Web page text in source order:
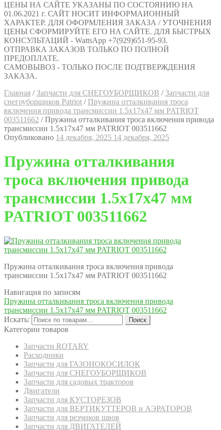
ЦЕНЫ НА САЙТЕ УКАЗАНЫ ПО СОСТОЯНИЮ НА
01.06.2021 г. САЙТ НОСИТ ИНФОРМАИОННЫЙ
ХАРАКТЕР. ДЛЯ ОФОРМЛЕНИЯ ЗАКАЗА / УТОЧНЕНИЯ
ЦЕНЫ СФОРМИРУЙТЕ ЕГО НА САЙТЕ. ДЛЯ БЫСТРЫХ
КОНСУЛЬТАЦИЙ - WattsApp +7(929)651-95-93.
ОТПРАВКА ЗАКАЗОВ ТОЛЬКО ПО ПОЛНОЙ
ПРЕДОПЛАТЕ.
САМОВЫВОЗ - ТОЛЬКО ПОСЛЕ ПОДТВЕРЖДЕНИЯ
ЗАКАЗА.
Главная / Запчасти для СНЕГОУБОРЩИКОВ / Запчасти для
снегоуборщиков Patriot / Пружина отталкивания троса
включения привода трансмиссии 1.5х17х47 мм PATRIOT
003511662 /Пружина отталкивания троса включения привода
трансмиссии 1.5х17х47 мм PATRIOT 003511662
Опубликовано 14 декабря, 2025 14 декабря, 2025
Пружина отталкивания
троса включения привода
трансмиссии 1.5х17х47 мм
PATRIOT 003511662
Пружина отталкивания троса включения привода
трансмиссии 1.5х17х47 мм PATRIOT 003511662
Навигация по записям
Пружина отталкивания троса включения привода
трансмиссии 1.5х17х47 мм PATRIOT 003511662
Искать:
Поиск
Категории товаров
Запчасти ROTARY
Расходники
Запчасти для ГАЗОНОКОСИЛОК
Запчасти для СНЕГОУБОРЩИКОВ
Запчасти для садовых тракторов
Двигатели
Запчасти для КУСТОРЕЗОВ
Запчасти для ВЕРТИКУТТЕРОВ и АЭРАТОРОВ
Запчасти для резчиков швов
Запчасти для ДВИГАТЕЛЕЙ